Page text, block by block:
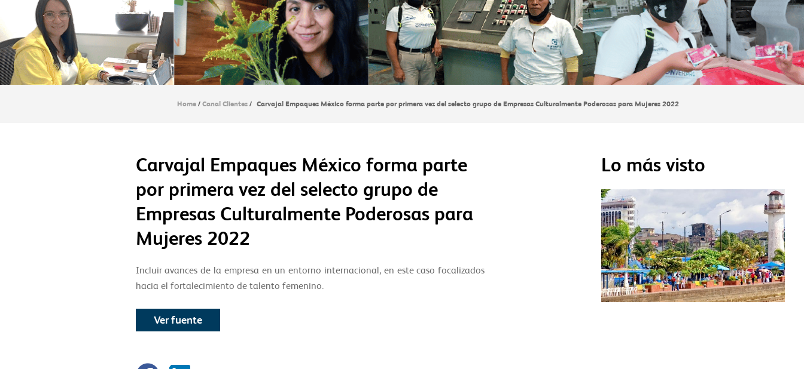
Home/ Canal Clientes/ Carvajal Empaques México forma parte por primera vez del selecto grupo de Empresas Culturalmente Poderosas para Mujeres 2022
Carvajal Empaques México forma parte
por primera vez del selecto grupo de
Empresas Culturalmente Poderosas para
Mujeres 2022
Incluir avances de la empresa en un entorno internacional, en este caso focalizados
hacia el fortalecimiento de talento femenino.
Ver fuente
Lo más visto